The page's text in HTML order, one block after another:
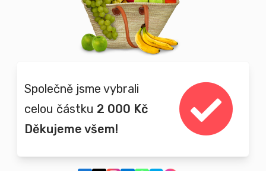
Společně jsme vybrali
celou částku 2 000 Kč
Děkujeme všem!